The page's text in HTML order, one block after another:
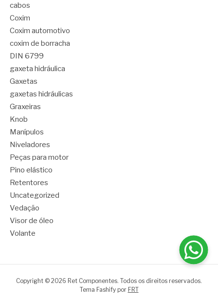
cabos
Coxim
Coxim automotivo
coxim de borracha
DIN 6799
gaxeta hidráulica
Gaxetas
gaxetas hidráulicas
Graxeiras
Knob
Manípulos
Niveladores
Peças para motor
Pino elástico
Retentores
Uncategorized
Vedação
Visor de óleo
Volante
Copyright © 2026 Ret Componentes. Todos os direitos reservados.
Tema Fashify por FRT